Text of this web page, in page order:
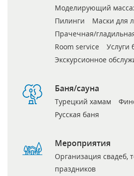
Моделирующий
Пилинги
Маски для
Прачечная/
Room service
Услуги
Экскурсионное
Баня/сауна
Турецкий хамам
Русская баня
Мероприятия
Организация свадеб,
праздников